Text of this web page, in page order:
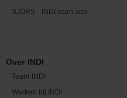
SJORS - INDI scan app
Over INDI
Team INDI
Werken bij INDI